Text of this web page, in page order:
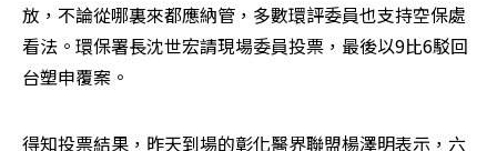
放，不論從哪裏來都應納管，多數環評委員也支持空保處
看法。環保署長沈世宏請現場委員投票，最後以9比6駁回
台塑申覆案。
得知投票結果，昨天到場的彰化醫界聯盟楊澤明表示，六